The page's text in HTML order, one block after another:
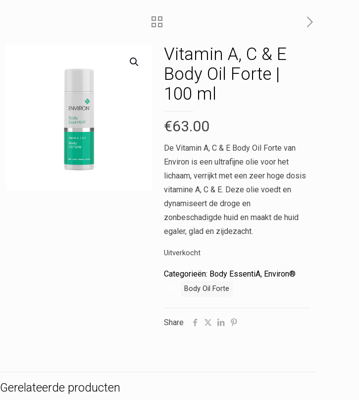
Vitamin A, C & E
Body Oil Forte |
100 ml
€63.00
De Vitamin A, C & E Body Oil Forte van
Environ is een ultrafijne olie voor het
lichaam, verrijkt met een zeer hoge dosis
vitamine A, C & E. Deze olie voedt en
dynamiseert de droge en
zonbeschadigde huid en maakt de huid
egaler, glad en zijdezacht.
Uitverkocht
Categorieën: Body EssentiA, Environ®
Body Oil Forte
Share
Gerelateerde producten